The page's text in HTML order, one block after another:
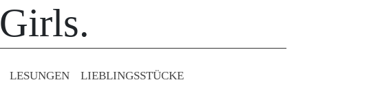
LESUNGEN LIEBLINGS­STÜCKE